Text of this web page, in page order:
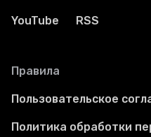
YouTube RSS
Правила
Пользовательское
Политика обработки